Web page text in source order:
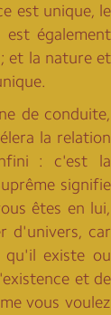
est unique, le
également
et la nature et
de conduite,
la relation
: c'est la
signifie
êtes en lui,
d'univers, car
qu'il existe ou
et de
vous voulez